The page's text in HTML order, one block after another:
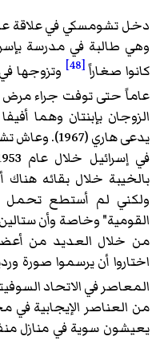
دخل تشومسكي في علاقة
وهي طالبة في مدرسة
كانوا صغاراً[48]
عاماً حتى توفت جراء مرض
يدعى هاري (1967). وعاش تشومسكي مع زوجته في
بالخيبة خلال بقائه
ولكني لم أستطع تحمل
القومية" وخاصة وأن
من خلال العديد من
اختاروا أن يرسموا صورة
المعاصر في الاتحاد
من العناصر الإيجابية في
يعيشون سوية في منازل